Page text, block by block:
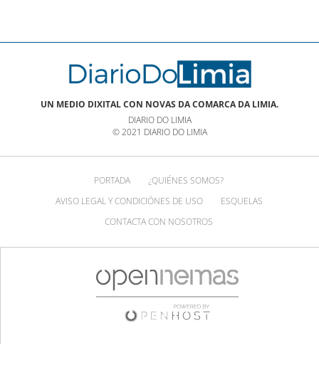
UN MEDIO DIXITAL CON NOVAS DA COMARCA DA LIMIA.
DIARIO DO LIMIA
© 2021 DIARIO DO LIMIA
PORTADA
¿QUIÉNES SOMOS?
AVISO LEGAL Y CONDICIÓNES DE USO
ESQUELAS
CONTACTA CON NOSOTROS